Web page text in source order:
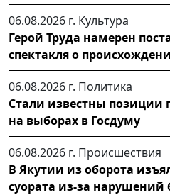
06.08.2026 г. Культура
Герой Труда намерен
спектакля о
06.08.2026 г. Политика
Стали известны позиции
на выборах в Госдуму
06.08.2026 г. Происшествия
В Якутии из оборота
суората из-за нарушений